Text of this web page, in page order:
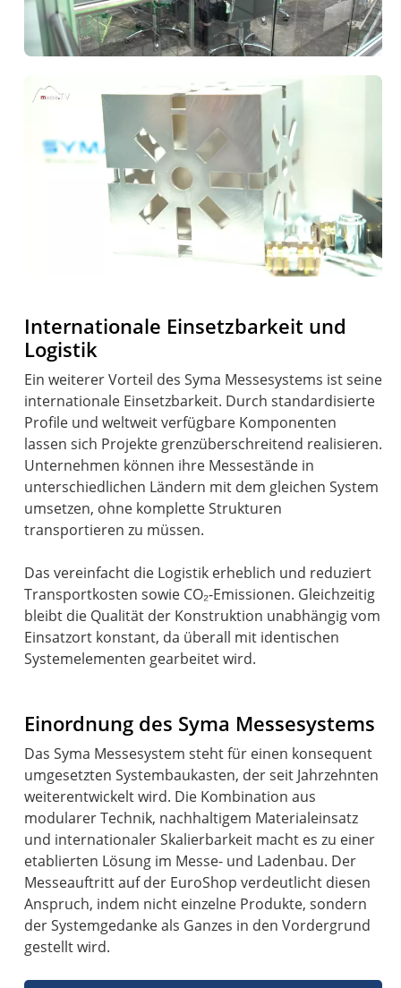
Internationale Einsetzbarkeit und
Logistik
Ein weiterer Vorteil des Syma Messesystems ist seine
internationale Einsetzbarkeit. Durch standardisierte
Profile und weltweit verfügbare Komponenten
lassen sich Projekte grenzüberschreitend realisieren.
Unternehmen können ihre Messestände in
unterschiedlichen Ländern mit dem gleichen System
umsetzen, ohne komplette Strukturen
transportieren zu müssen.
Das vereinfacht die Logistik erheblich und reduziert
Transportkosten sowie CO₂-Emissionen. Gleichzeitig
bleibt die Qualität der Konstruktion unabhängig vom
Einsatzort konstant, da überall mit identischen
Systemelementen gearbeitet wird.
Einordnung des Syma Messesystems
Das Syma Messesystem steht für einen konsequent
umgesetzten Systembaukasten, der seit Jahrzehnten
weiterentwickelt wird. Die Kombination aus
modularer Technik, nachhaltigem Materialeinsatz
und internationaler Skalierbarkeit macht es zu einer
etablierten Lösung im Messe- und Ladenbau. Der
Messeauftritt auf der EuroShop verdeutlicht diesen
Anspruch, indem nicht einzelne Produkte, sondern
der Systemgedanke als Ganzes in den Vordergrund
gestellt wird.